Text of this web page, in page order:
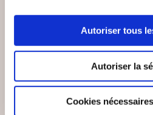
Autoriser tous
Autoriser la
Cookies
(0 avis)